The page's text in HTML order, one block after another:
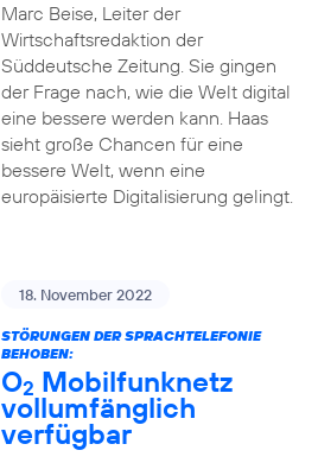
Marc Beise, Leiter der
Wirtschaftsredaktion der
Süddeutsche Zeitung. Sie gingen
der Frage nach, wie die Welt digital
eine bessere werden kann. Haas
sieht große Chancen für eine
bessere Welt, wenn eine
europäisierte Digitalisierung gelingt.
18. November 2022
STÖRUNGEN DER SPRACHTELEFONIE
BEHOBEN:
O2 Mobilfunknetz
vollumfänglich
verfügbar